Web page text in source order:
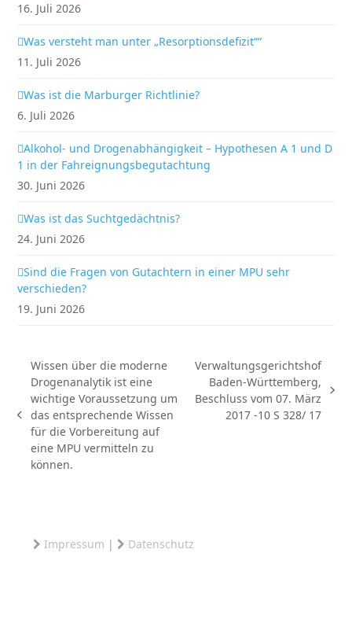
16. Juli 2026
Was versteht man unter „Resorptionsdefizit““
11. Juli 2026
Was ist die Marburger Richtlinie?
6. Juli 2026
Alkohol- und Drogenabhängigkeit – Hypothesen A 1 und D
1 in der Fahreignungsbegutachtung
30. Juni 2026
Was ist das Suchtgedächtnis?
24. Juni 2026
Sind die Fragen von Gutachtern in einer MPU sehr
verschieden?
19. Juni 2026
vorheriger
Beitrag:
Wissen über die moderne
Drogenanalytik ist eine
wichtige Voraussetzung um
das entsprechende Wissen
für die Vorbereitung auf
eine MPU vermitteln zu
können.
Nächster
Beitrag:
Verwaltungsgerichtshof
Baden-Württemberg,
Beschluss vom 07. März
2017 -10 S 328/ 17
Impressum | Datenschutz